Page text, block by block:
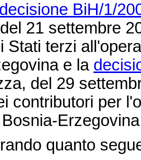
decisione BiH/1/
21 settembre
Stati terzi
e la
del 29
contributori per
quanto